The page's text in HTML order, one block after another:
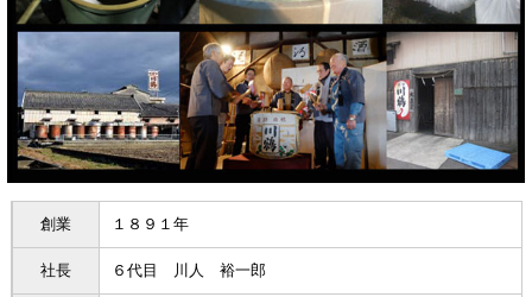
創業 １８９１年
社長 ６代目 川人 裕一郎